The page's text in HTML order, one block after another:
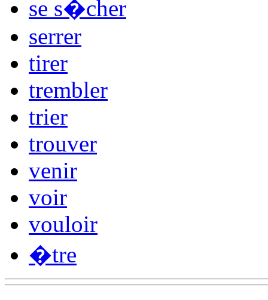
se s�cher
serrer
tirer
trembler
trier
trouver
venir
voir
vouloir
�tre